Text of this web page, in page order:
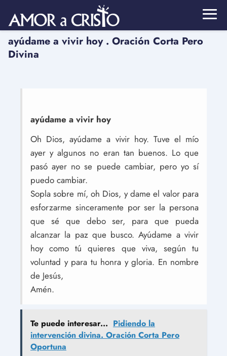
ayúdame a vivir hoy . Oración Corta Pero
Divina
ayúdame a vivir hoy
Oh Dios, ayúdame a vivir hoy. Tuve el mío
ayer y algunos no eran tan buenos. Lo que
pasó ayer no se puede cambiar, pero yo sí
puedo cambiar.
Sopla sobre mí, oh Dios, y dame el valor para
esforzarme sinceramente por ser la persona
que sé que debo ser, para que pueda
alcanzar la paz que busco. Ayúdame a vivir
hoy como tú quieres que viva, según tu
voluntad y para tu honra y gloria. En nombre
de Jesús,
Amén.
Te puede interesar... Pidiendo la
intervención divina. Oración Corta Pero
Oportuna